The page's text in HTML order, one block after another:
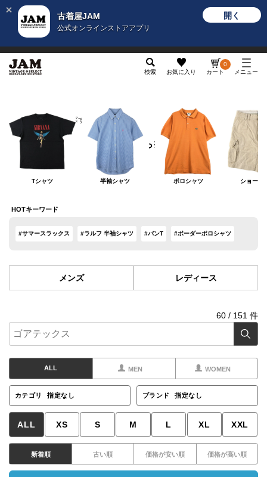
古着屋JAM
公式オンラインストアアプリ
開く
検索 お気に入り カート
0
メニュー
カテゴリから探す
カテゴリから探す
Tシャツ 半袖シャツ ポロシャツ ショート
HOTキーワード
#サマースラックス #ラルフ 半袖シャツ #バンT #ボーダーポロシャツ
メンズ レディース
60 / 151 件
ALL MEN WOMEN
カテゴリ 指定なし ブランド 指定なし
ALL XS S M L XL XXL
新着順 古い順 価格が安い順 価格が高い順